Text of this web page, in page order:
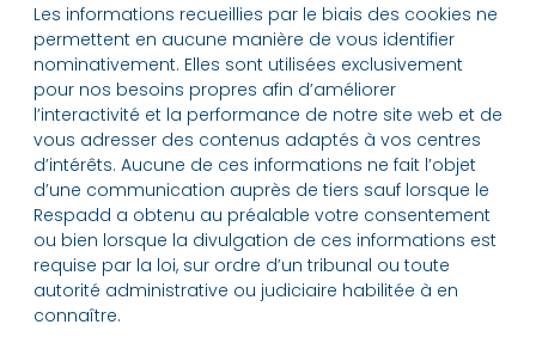
Les informations recueillies par le biais des cookies ne
permettent en aucune manière de vous identifier
nominativement. Elles sont utilisées exclusivement
pour nos besoins propres afin d’améliorer
l’interactivité et la performance de notre site web et de
vous adresser des contenus adaptés à vos centres
d’intérêts. Aucune de ces informations ne fait l’objet
d’une communication auprès de tiers sauf lorsque le
Respadd a obtenu au préalable votre consentement
ou bien lorsque la divulgation de ces informations est
requise par la loi, sur ordre d’un tribunal ou toute
autorité administrative ou judiciaire habilitée à en
connaître.